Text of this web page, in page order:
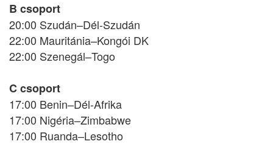
B csoport
20:00 Szudán–Dél-Szudán
22:00 Mauritánia–Kongói DK
22:00 Szenegál–Togo
C csoport
17:00 Benin–Dél-Afrika
17:00 Nigéria–Zimbabwe
17:00 Ruanda–Lesotho